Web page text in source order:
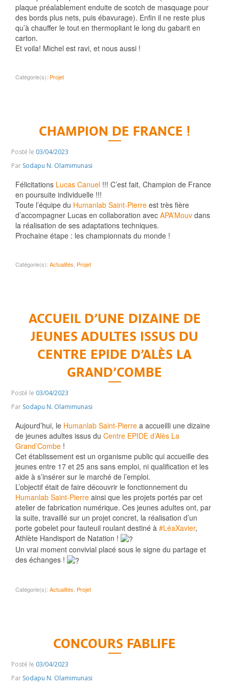
plaque préalablement enduite de scotch de masquage pour
des bords plus nets, puis ébavurage). Enfin il ne reste plus
qu’à chauffer le tout en thermopliant le long du gabarit en
carton.
Et voila! Michel est ravi, et nous aussi !
Catégorie(s): Projet
CHAMPION DE FRANCE !
Posté le 03/04/2023
Par Sodapu N. Olamimunasi
Félicitations Lucas Canuel !!! C’est fait, Champion de France
en poursuite individuelle !!!
Toute l’équipe du Humanlab Saint-Pierre est très fière
d’accompagner Lucas en collaboration avec APA’Mouv dans
la réalisation de ses adaptations techniques.
Prochaine étape : les championnats du monde !
Catégorie(s): Actualités Projet
ACCUEIL D’UNE DIZAINE DE
JEUNES ADULTES ISSUS DU
CENTRE EPIDE D’ALÈS LA
GRAND’COMBE
Posté le 03/04/2023
Par Sodapu N. Olamimunasi
Aujourd’hui, le Humanlab Saint-Pierre a accueilli une dizaine
de jeunes adultes issus du Centre EPIDE d’Alès La
Grand’Combe !
Cet établissement est un organisme public qui accueille des
jeunes entre 17 et 25 ans sans emploi, ni qualification et les
aide à s’insérer sur le marché de l’emploi.
L’objectif était de faire découvrir le fonctionnement du
Humanlab Saint-Pierre ainsi que les projets portés par cet
atelier de fabrication numérique. Ces jeunes adultes ont, par
la suite, travaillé sur un projet concret, la réalisation d’un
porte gobelet pour fauteuil roulant destiné à #LéaXavier,
Athlète Handisport de Natation !
Un vrai moment convivial placé sous le signe du partage et
des échanges !
Catégorie(s): Actualités, Projet
CONCOURS FABLIFE
Posté le 03/04/2023
Par Sodapu N. Olamimunasi